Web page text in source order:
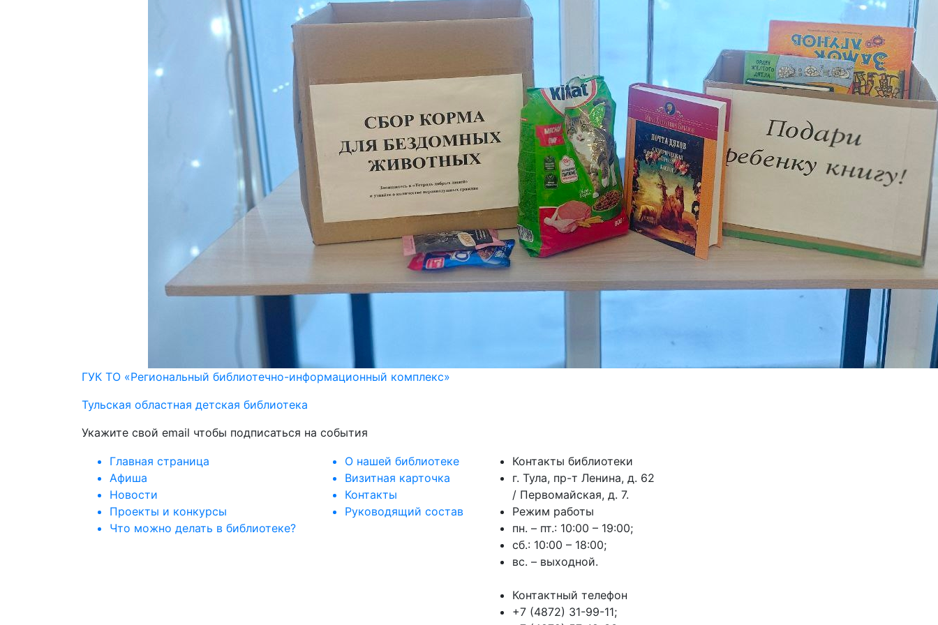
ГУК ТО «Региональный библиотечно-информационный комплекс»
Тульская областная детская библиотека
Укажите свой email чтобы подписаться на события
Главная страница
Афиша
Новости
Проекты и конкурсы
Что можно делать в библиотеке?
О нашей библиотеке
Визитная карточка
Контакты
Руководящий состав
Контакты библиотеки
г. Тула, пр-т Ленина, д. 62
/ Первомайская, д. 7.
Режим работы
пн. – пт.: 10:00 – 19:00;
сб.: 10:00 – 18:00;
вс. – выходной.
Контактный телефон
+7 (4872) 31-99-11;